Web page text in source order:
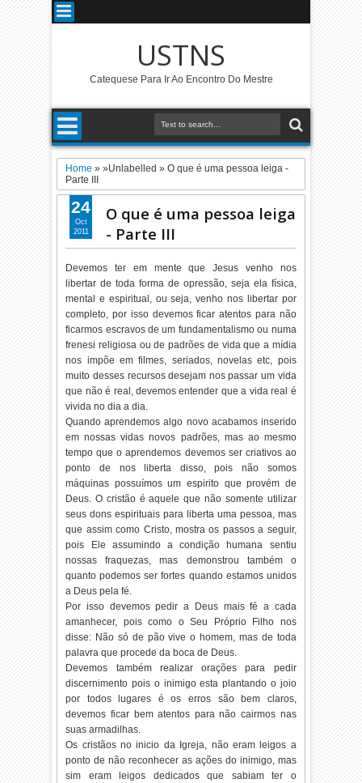
USTNS
Catequese Para Ir Ao Encontro Do Mestre
Home » »Unlabelled »O que é uma pessoa leiga -
Parte III
O que é uma pessoa leiga
- Parte III
Devemos ter em mente que Jesus venho nos
libertar de toda forma de opressão, seja ela física,
mental e espiritual, ou seja, venho nos libertar por
completo, por isso devemos ficar atentos para não
ficarmos escravos de um fundamentalismo ou numa
frenesi religiosa ou de padrões de vida que a mídia
nos impõe em filmes, seriados, novelas etc, pois
muito desses recursos desejam nos passar um vida
que não é real, devemos entender que a vida real é
vivida no dia a dia.
Quando aprendemos algo novo acabamos inserido
em nossas vidas novos padrões, mas ao mesmo
tempo que o aprendemos devemos ser criativos ao
ponto de nos liberta disso, pois não somos
máquinas possuímos um espirito que provém de
Deus. O cristão é aquele que não somente utilizar
seus dons espirituais para liberta uma pessoa, mas
que assim como Cristo, mostra os passos a seguir,
pois Ele assumindo a condição humana sentiu
nossas fraquezas, mas demonstrou também o
quanto podemos ser fortes quando estamos unidos
a Deus pela fé.
Por isso devemos pedir a Deus mais fé a cada
amanhecer, pois como o Seu Próprio Filho nos
disse: Não só de pão vive o homem, mas de toda
palavra que procede da boca de Deus.
Devemos também realizar orações para pedir
discernimento pois o inimigo esta plantando o joio
por todos lugares é os erros são bem claros,
devemos ficar bem atentos para não cairmos nas
suas armadilhas.
Os cristãos no inicio da Igreja, não eram leigos a
ponto de não reconhecer as ações do inimigo, mas
sim eram leigos dedicados que sabiam ter o
24
Oct
2011